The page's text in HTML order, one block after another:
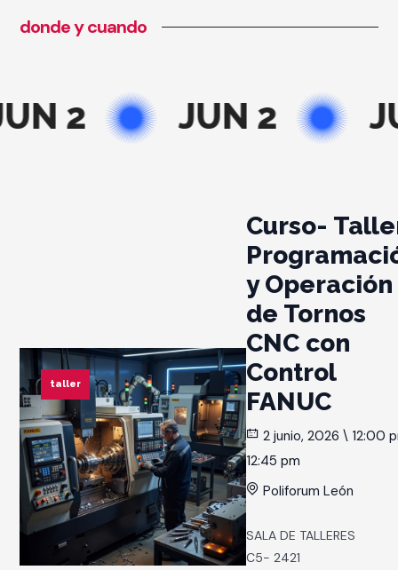
donde y cuando
2 JUN 2
taller
Curso-
y Operación
de Tornos
CNC con
Control
FANUC
2 junio, 2026 \ 12:00
12:45 pm
Poliforum León
SALA DE TALLERES
C5- 2421